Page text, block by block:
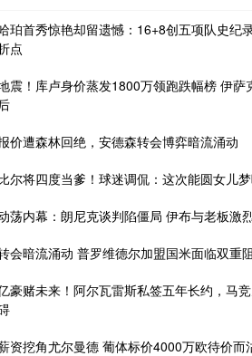
珀首秀惊艳却留遗憾：16+8创五项队史纪
点
震！库卢身价蒸发1800万领跑跌幅榜 伊萨
价遭森林回绝，安德森转会博弈暗流涌动
尔将四度当爹！球迷调侃：这次能圆女儿梦
荡内幕：朗尼克谈判陷僵局 伊布与老板激
会暗流涌动 普罗维德尔加盟国米面临双重
豪赌未来！阿尔瓦雷斯私签五年长约，马
资挖角尤尔曼德 葡体标价4000万欧待价而